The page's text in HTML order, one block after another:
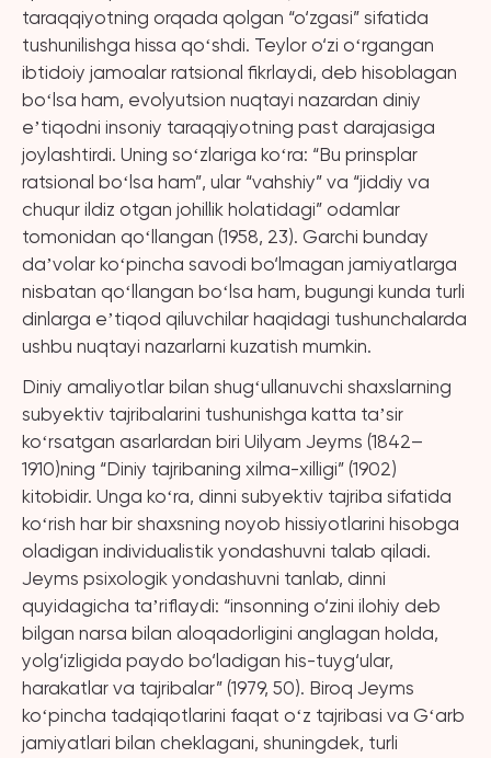
taraqqiyotning orqada qolgan “o‘zgasi” sifatida
tushunilishga hissa qoʻshdi. Teylor o‘zi oʻrgangan
ibtidoiy jamoalar ratsional fikrlaydi, deb hisoblagan
boʻlsa ham, evolyutsion nuqtayi nazardan diniy
eʼtiqodni insoniy taraqqiyotning past darajasiga
joylashtirdi. Uning soʻzlariga koʻra: “Bu prinsplar
ratsional boʻlsa ham”, ular “vahshiy” va “jiddiy va
chuqur ildiz otgan johillik holatidagi” odamlar
tomonidan qoʻllangan (1958, 23). Garchi bunday
daʼvolar koʻpincha savodi bo‘lmagan jamiyatlarga
nisbatan qoʻllangan boʻlsa ham, bugungi kunda turli
dinlarga eʼtiqod qiluvchilar haqidagi tushunchalarda
ushbu nuqtayi nazarlarni kuzatish mumkin.
Diniy amaliyotlar bilan shugʻullanuvchi shaxslarning
subyektiv tajribalarini tushunishga katta taʼsir
koʻrsatgan asarlardan biri Uilyam Jeyms (1842–
1910)ning “Diniy tajribaning xilma-xilligi” (1902)
kitobidir. Unga koʻra, dinni subyektiv tajriba sifatida
koʻrish har bir shaxsning noyob hissiyotlarini hisobga
oladigan individualistik yondashuvni talab qiladi.
Jeyms psixologik yondashuvni tanlab, dinni
quyidagicha taʼriflaydi: “insonning o‘zini ilohiy deb
bilgan narsa bilan aloqadorligini anglagan holda,
yolg‘izligida paydo bo‘ladigan his-tuyg‘ular,
harakatlar va tajribalar” (1979, 50). Biroq Jeyms
koʻpincha tadqiqotlarini faqat oʻz tajribasi va Gʻarb
jamiyatlari bilan cheklagani, shuningdek, turli